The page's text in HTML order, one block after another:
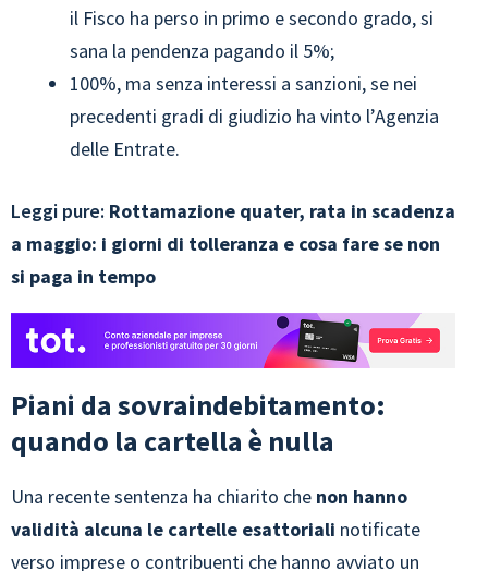
il Fisco ha perso in primo e secondo grado, si
sana la pendenza pagando il 5%;
100%, ma senza interessi a sanzioni, se nei
precedenti gradi di giudizio ha vinto l’Agenzia
delle Entrate.
Leggi pure: Rottamazione quater, rata in scadenza
a maggio: i giorni di tolleranza e cosa fare se non
si paga in tempo
Piani da sovraindebitamento:
quando la cartella è nulla
Una recente sentenza ha chiarito che non hanno
validità alcuna le cartelle esattoriali notificate
verso imprese o contribuenti che hanno avviato un